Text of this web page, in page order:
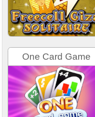
One Card Game